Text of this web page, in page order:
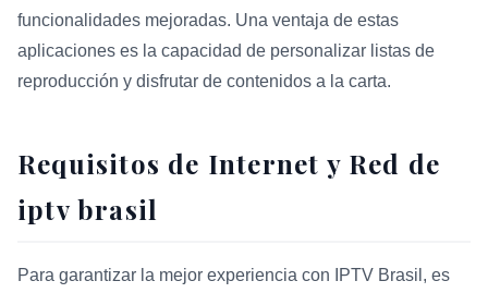
funcionalidades mejoradas. Una ventaja de estas
aplicaciones es la capacidad de personalizar listas de
reproducción y disfrutar de contenidos a la carta.
Requisitos de Internet y Red de
iptv brasil
Para garantizar la mejor experiencia con IPTV Brasil, es